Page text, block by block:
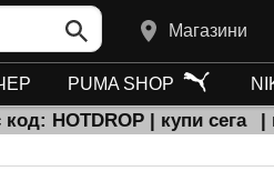
Магазини
PUMA SHOP
HOTDROP | купи сега |